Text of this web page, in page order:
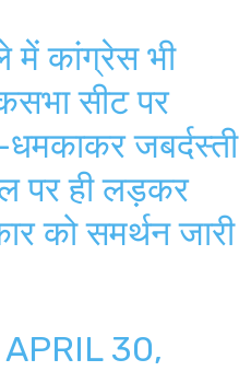
में कांग्रेस भी
सीट पर
धमकाकर जबर्दस्ती
पर ही लड़कर
को समर्थन जारी
APRIL 30,